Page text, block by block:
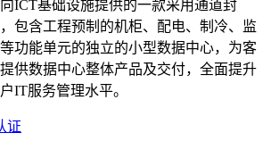
ICT基础设施提供的一款采用通道封
包含工程预制的机柜、配电、制冷、监
功能单元的独立的小型数据中心，为客
供数据中心整体产品及交付，全面提升
IT服务管理水平。
证